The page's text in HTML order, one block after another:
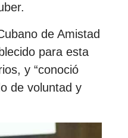
de Amistad
para esta
y “conoció
de voluntad y